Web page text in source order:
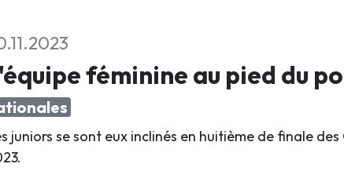
féminine au pied du
juniors se sont eux inclinés en huitième de finale